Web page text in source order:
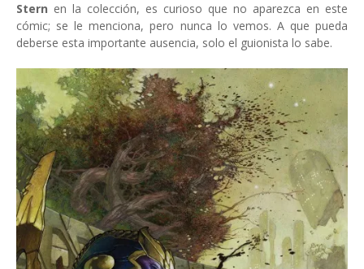
Stern en la colección, es curioso que no aparezca en este
cómic; se le menciona, pero nunca lo vemos. A que pueda
deberse esta importante ausencia, solo el guionista lo sabe.